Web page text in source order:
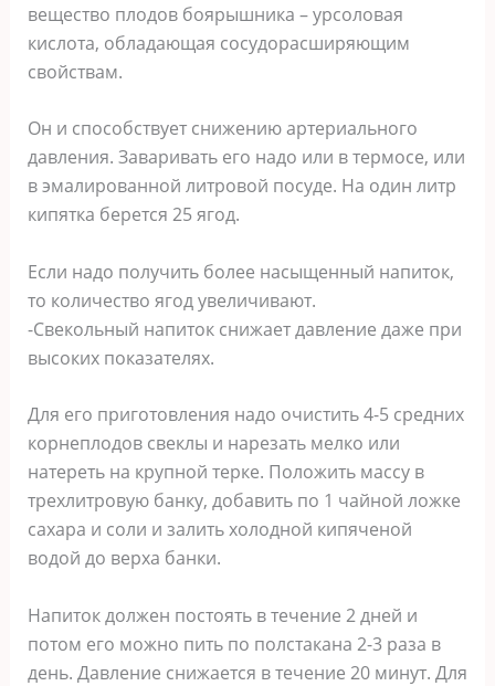
вещество плодов боярышника – урсоловая
кислота, обладающая сосудорасширяющим
свойствам.
Он и способствует снижению артериального
давления. Заваривать его надо или в термосе, или
в эмалированной литровой посуде. На один литр
кипятка берется 25 ягод.
Если надо получить более насыщенный напиток,
то количество ягод увеличивают.
-Свекольный напиток снижает давление даже при
высоких показателях.
Для его приготовления надо очистить 4-5 средних
корнеплодов свеклы и нарезать мелко или
натереть на крупной терке. Положить массу в
трехлитровую банку, добавить по 1 чайной ложке
сахара и соли и залить холодной кипяченой
водой до верха банки.
Напиток должен постоять в течение 2 дней и
потом его можно пить по полстакана 2-3 раза в
день. Давление снижается в течение 20 минут. Для